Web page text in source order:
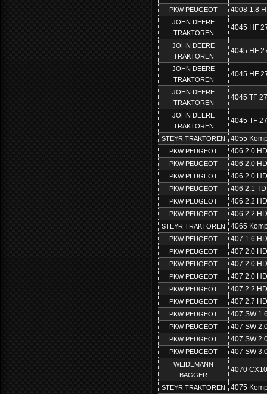
PKW PEUGEOT 4008 1.8
JOHN DEERE
TRAKTOREN
4045 HF
JOHN DEERE
TRAKTOREN
4045 HF
JOHN DEERE
TRAKTOREN
4045 HF
JOHN DEERE
TRAKTOREN
4045 TF
JOHN DEERE
TRAKTOREN
4045 TF
STEYR TRAKTOREN 4055
PKW PEUGEOT 406 2.0
PKW PEUGEOT 406 2.0
PKW PEUGEOT 406 2.0
PKW PEUGEOT 406 2.1
PKW PEUGEOT 406 2.2
PKW PEUGEOT 406 2.2
STEYR TRAKTOREN 4065
PKW PEUGEOT 407 1.6
PKW PEUGEOT 407 2.0
PKW PEUGEOT 407 2.0
PKW PEUGEOT 407 2.0
PKW PEUGEOT 407 2.2
PKW PEUGEOT 407 2.7
PKW PEUGEOT 407 SW
PKW PEUGEOT 407 SW
PKW PEUGEOT 407 SW
PKW PEUGEOT 407 SW
WEIDEMANN
BAGGER
4070
STEYR TRAKTOREN 4075